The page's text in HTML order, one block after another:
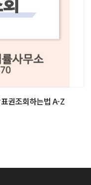
권조회하는법 A-Z